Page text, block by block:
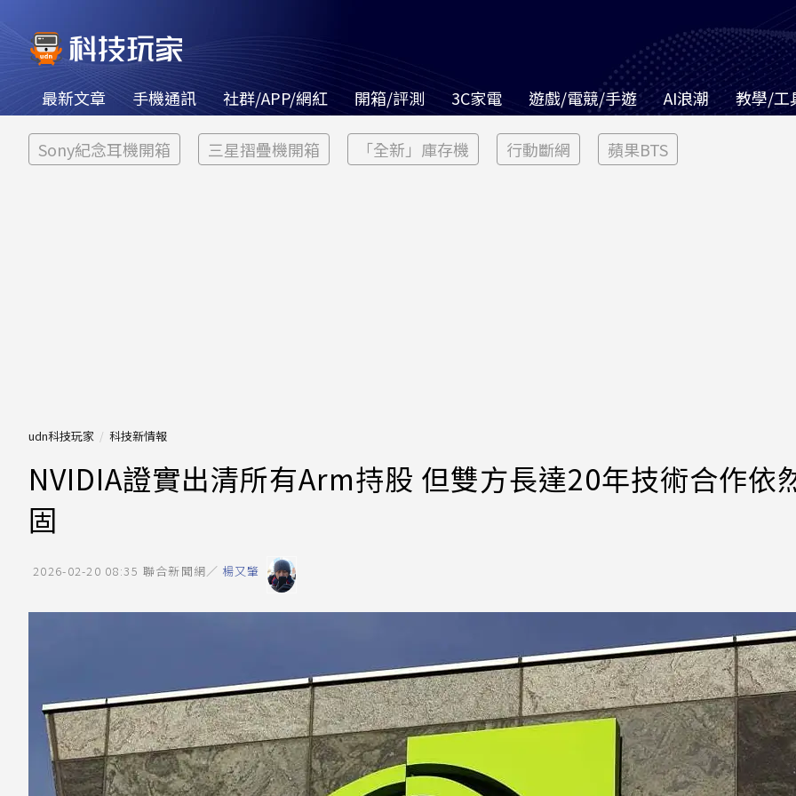
最新文章 手機通訊 社群/APP/網紅 開箱/評測 3C家電 遊戲/電競/手遊 AI浪潮 教學/工
Sony紀念耳機開箱 三星摺疊機開箱 「全新」庫存機 行動斷網 蘋果BTS
udn科技玩家 科技新情報
NVIDIA證實出清所有Arm持股 但雙方長達20年技術合作依
固
2026-02-20 08:35 聯合新聞網／ 楊又肇